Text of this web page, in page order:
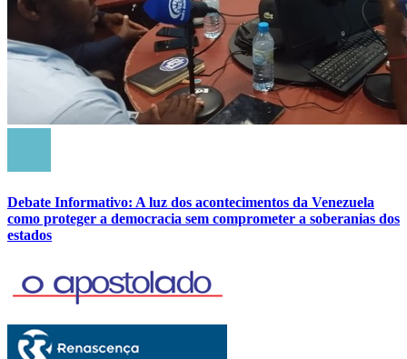
Debate Informativo: A luz dos acontecimentos da Venezuela
como proteger a democracia sem comprometer a soberanias dos
estados